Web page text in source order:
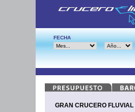
FECHA
GRAN CRUCERO